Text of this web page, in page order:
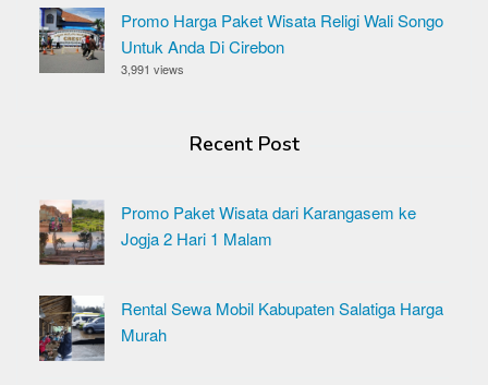
Promo Harga Paket Wisata Religi Wali Songo
Untuk Anda Di Cirebon
3,991 views
Recent Post
Promo Paket Wisata dari Karangasem ke
Jogja 2 Hari 1 Malam
Rental Sewa Mobil Kabupaten Salatiga Harga
Murah